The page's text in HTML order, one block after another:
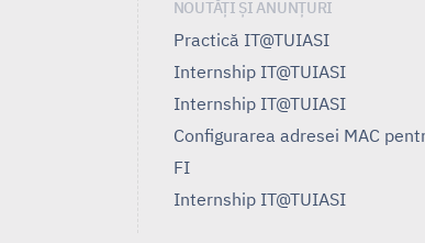
NOUTĂȚI ȘI ANUNȚURI
Practică IT@TUIASI
Internship IT@TUIASI
Internship IT@TUIASI
Configurarea adresei MAC
FI
Internship IT@TUIASI